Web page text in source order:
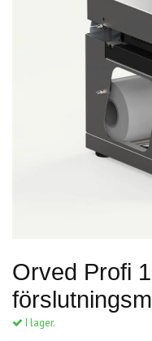
Orved Profi 1
I lager.